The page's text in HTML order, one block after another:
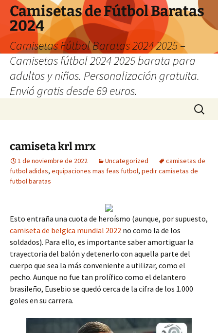
Camisetas de Fútbol Baratas
2024
Camisetas Fútbol Baratas 2024 2025 –
Camisetas fútbol 2024 2025 barata para
adultos y niños. Personalización gratuita.
Envió gratis desde 69 euros.
Buscar:
camiseta krl mrx
1 de noviembre de 2022 Uncategorized
camisetas de
futbol adidas, equipaciones mas feas futbol, pedir camisetas de
futbol baratas
Esto entraña una cuota de heroísmo (aunque, por supuesto,
camiseta de belgica mundial 2022 no como la de los
soldados). Para ello, es importante saber amortiguar la
trayectoria del balón y detenerlo con aquella parte del
cuerpo que sea la más conveniente a utilizar, como el
pecho. Aunque no fue tan prolífico como el delantero
brasileño, Eusebio se quedó cerca de la cifra de los 1.000
goles en su carrera.